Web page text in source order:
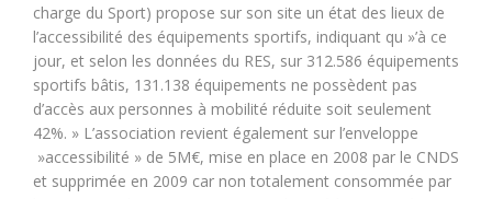
charge du Sport) propose sur son site un état des lieux de
l’accessibilité des équipements sportifs, indiquant qu »’à ce
jour, et selon les données du RES, sur 312.586 équipements
sportifs bâtis, 131.138 équipements ne possèdent pas
d’accès aux personnes à mobilité réduite soit seulement
42%. » L’association revient également sur l’enveloppe
»accessibilité » de 5M€, mise en place en 2008 par le CNDS
et supprimée en 2009 car non totalement consommée par